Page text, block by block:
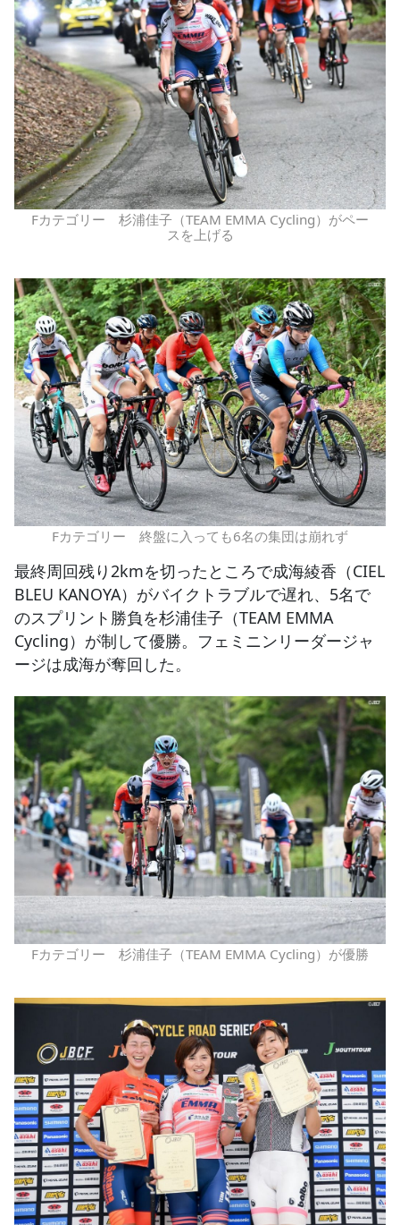
Fカテゴリー 杉浦佳子（TEAM EMMA Cycling）がペー
スを上げる
Fカテゴリー 終盤に入っても6名の集団は崩れず
最終周回残り2kmを切ったところで成海綾香（CIEL
BLEU KANOYA）がバイクトラブルで遅れ、5名で
のスプリント勝負を杉浦佳子（TEAM EMMA
Cycling）が制して優勝。フェミニンリーダージャ
ージは成海が奪回した。
Fカテゴリー 杉浦佳子（TEAM EMMA Cycling）が優勝